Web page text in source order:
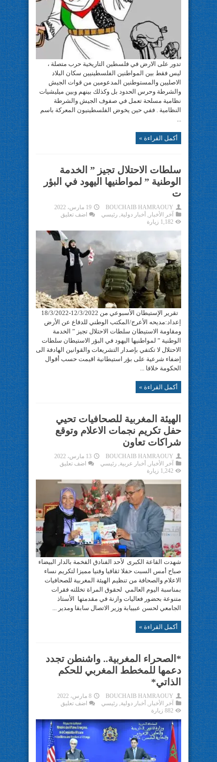
تدور على الارض في فلسطين التاريخية حرب متصلة ،
ليس فقط بين المواطنين الفلسطينيين سكان البلاد
الاصليين والمستوطنين المدعومين من قوات الجيش
والشرطة وحرس الحدود بل وكذلك بينهم وبين ميليشيات
نظامية مسلحة تعمل في صفوف الجيش والشرطة
النظامية . ففي حين يخوض الفلسطينيون المعركة باسم
...
أكمل القراءة »
سلطات الاحتلال تجيز ” الخدمة
الوطنية ” لمواطنيها اليهود في البؤر
ت
BOUCHAIB HAMRAOUY
19 مارس، 2022
آخر الأخبار , أخبار دولية, رئيسي
اضف تعليق
1,182 زيارة
تقرير الإستيطان الأسبوعي من 12/3/2022-18/3/2022
إعداد:مديحه الأعرج/المكتب الوطني للدفاع عن الأرض
ومقاومة الاستيطان سلطات الاحتلال تجيز ” الخدمة
الوطنية ” لمواطنيها اليهود في البؤر الاستيطان سلطات
الاحتلال لا تكتفي بإصدار التشريعات والقوانين الهادفة الى
إضفاء شرعية على بؤر استيطانية اقيمت حسب أقوال
الحكومة خلافا ...
أكمل القراءة »
الهيئة المغربية للصحافيات تحيي
حفل تكريم نجمات الاعلام وتوقع
شراكات تعاون
BOUCHAIB HAMRAOUY
13 مارس، 2022
آخر الأخبار , أخبار عربية, رئيسي
اضف تعليق
1,242 زيارة
شهدت القاعة الكبرى لأحد الفنادق الفخمة بالدار البيضاء
صباح أمس السبت حفلا ثقافيا وفنيا مميزا لتكريم نساء
الاعلام والصحافة من تنظيم الهيئة المغربية للصحافيات
بمناسبة اليوم العالمي لحقوق المراة تخللته فقرات
متنوعة بحضور فعاليات وازنة في مقدمتها الأستاذ
الجامعي لحسن عبييابة وزير الاتصال سابقا ومدير ...
أكمل القراءة »
*الصحراء المغربية.. واشنطن تجدد
دعمها للمخطط المغربي للحكم
الذاتي*
BOUCHAIB HAMRAOUY
8 مارس، 2022
آخر الأخبار , أخبار دولية, رئيسي
اضف تعليق
882 زيارة